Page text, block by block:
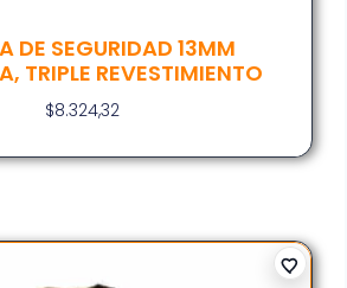
DE SEGURIDAD 13MM
TRIPLE REVESTIMIENTO
$8.324,32